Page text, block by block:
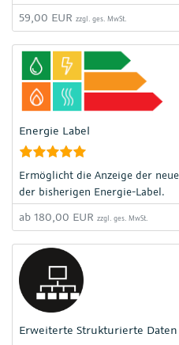
59,00 EUR zzgl. ges. MwSt.
Energie Label
Ermöglicht die Anzeige der
der bisherigen Energie-Label.
ab 180,00 EUR zzgl. ges. MwSt.
Erweiterte Strukturierte Daten